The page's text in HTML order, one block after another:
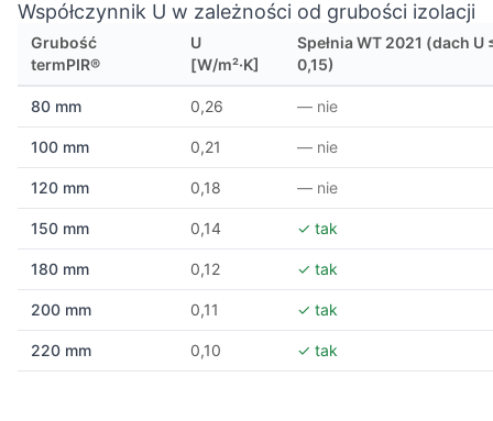
Współczynnik U w zależności od grubości izolacji
Grubość
termPIR®
U
[W/m²·K]
Spełnia WT 2021 (dach U
0,15)
80 mm 0,26 — nie
100 mm 0,21 — nie
120 mm 0,18 — nie
150 mm 0,14 ✓ tak
180 mm 0,12 ✓ tak
200 mm 0,11 ✓ tak
220 mm 0,10 ✓ tak